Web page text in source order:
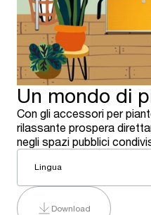
Un mondo di
Con gli accessori per
rilassante prospera
negli spazi pubblici
Lingua
Download